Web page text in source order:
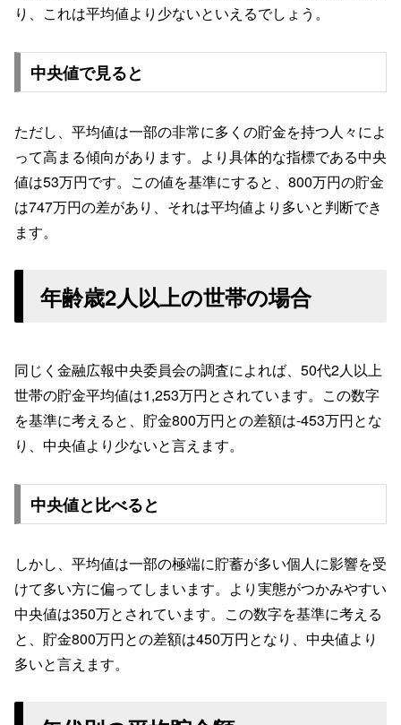
り、これは平均値より少ないといえるでしょう。
中央値で見ると
ただし、平均値は一部の非常に多くの貯金を持つ人々によ
って高まる傾向があります。より具体的な指標である中央
値は53万円です。この値を基準にすると、800万円の貯金
は747万円の差があり、それは平均値より多いと判断でき
ます。
年齢歳2人以上の世帯の場合
同じく金融広報中央委員会の調査によれば、50代2人以上
世帯の貯金平均値は1,253万円とされています。この数字
を基準に考えると、貯金800万円との差額は-453万円とな
り、中央値より少ないと言えます。
中央値と比べると
しかし、平均値は一部の極端に貯蓄が多い個人に影響を受
けて多い方に偏ってしまいます。より実態がつかみやすい
中央値は350万とされています。この数字を基準に考える
と、貯金800万円との差額は450万円となり、中央値より
多いと言えます。